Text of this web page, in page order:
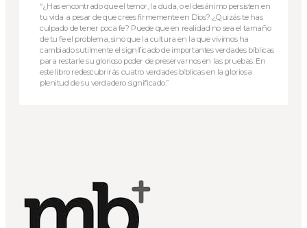
“¿Has encontrado que el temor, la duda, o el desánimo persisten en
tu vida a pesar de que crees firmemente en Dios? ¿Quizás te has
culpado de tener poca fe? Puede que en realidad no sea el tamaño
de tu fe el problema, sino que la cultura en la que vivimos ha
cambiado sutilmente el significado de importantes verdades bíblicas
para restarle su glorioso poder de preservarnos en las pruebas. En
este libro redescubrirás cuatro verdades bíblicas en la gloriosa
plenitud de su verdadero significado.”